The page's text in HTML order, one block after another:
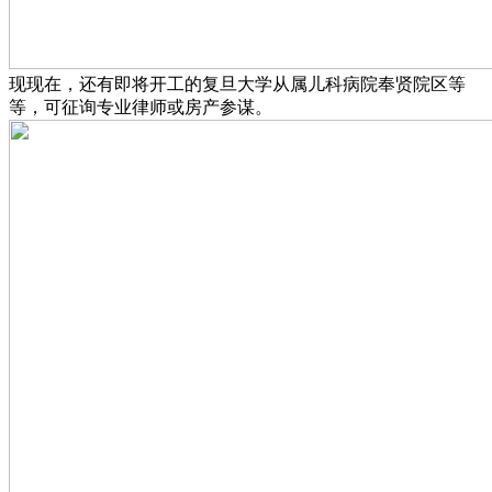
现现在，还有即将开工的复旦大学从属儿科病院奉贤院区等
等，可征询专业律师或房产参谋。‍